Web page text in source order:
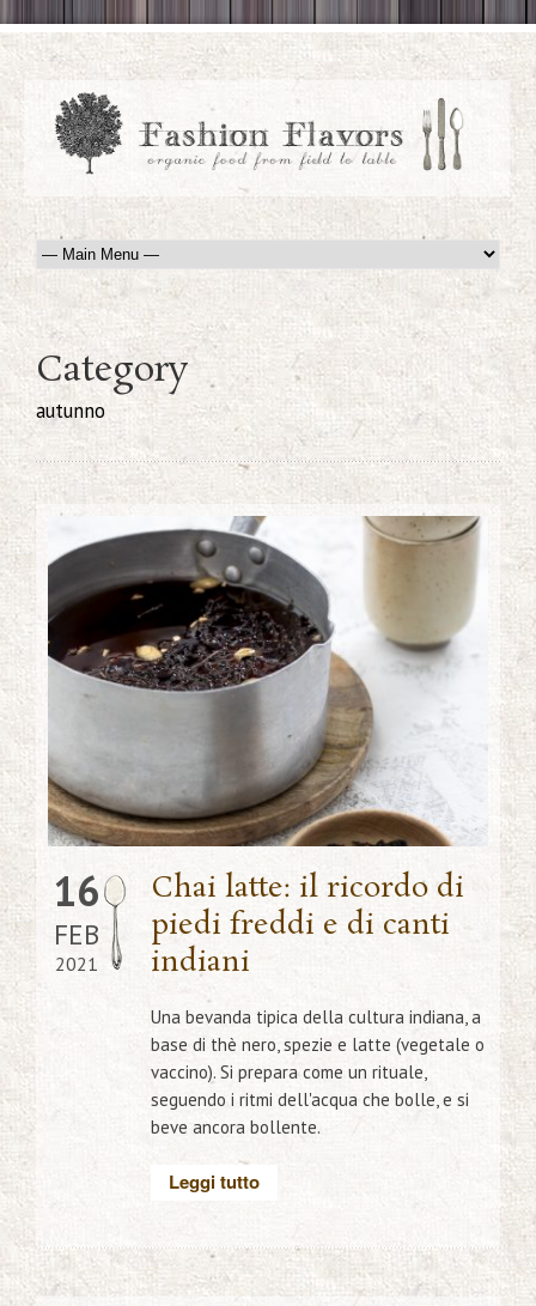
Category
autunno
16
FEB
2021
Chai latte: il ricordo di
piedi freddi e di canti
indiani
Una bevanda tipica della cultura indiana, a
base di thè nero, spezie e latte (vegetale o
vaccino). Si prepara come un rituale,
seguendo i ritmi dell'acqua che bolle, e si
beve ancora bollente.
Leggi tutto